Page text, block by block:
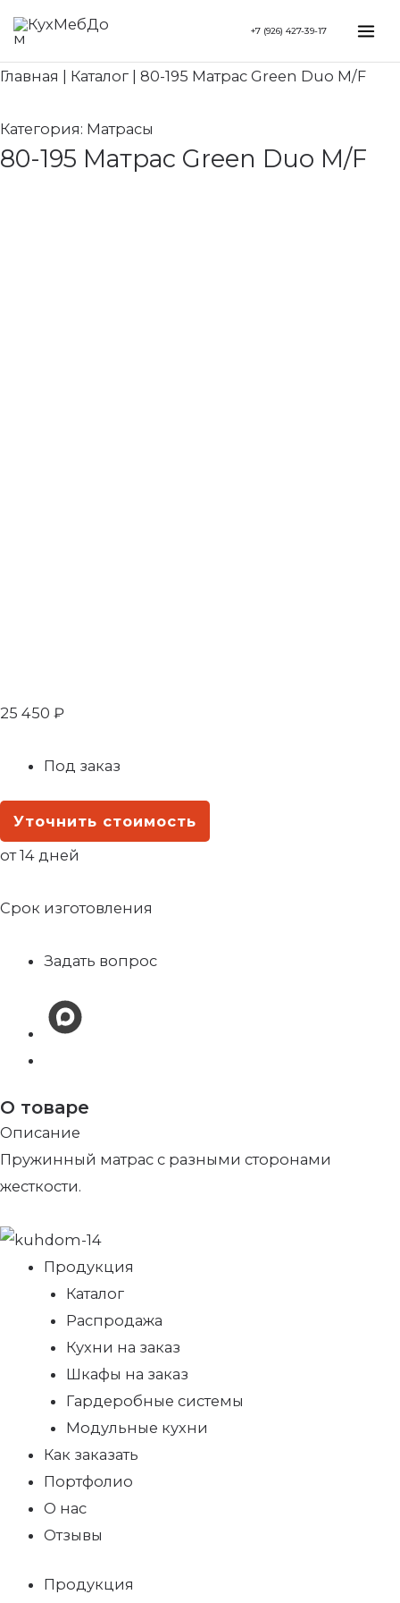
Перейти
содержимому
+7 (926) 427-39-17
Главная Каталог 80-195 Матрас Green Duo M/F
Категория: Матрасы
80-195 Матрас Green Duo M/F
25 450 ₽
Под заказ
Уточнить стоимость
от 14 дней
Срок изготовления
Задать вопрос
О товаре
Описание
Пружинный матрас с разными сторонами
жесткости.
Продукция
Каталог
Распродажа
Кухни на заказ
Шкафы на заказ
Гардеробные системы
Модульные кухни
Как заказать
Портфолио
О нас
Отзывы
Продукция
Search...